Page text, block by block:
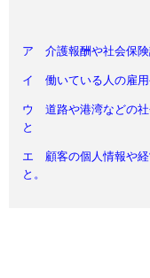
ア 介護報酬や社会保険
イ 働いている人の雇用
ウ 道路や港湾などの社
と
エ 顧客の個人情報や経
と。